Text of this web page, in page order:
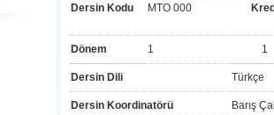
Dersin Kodu MTO 000
Dönem 1 1
Dersin Dili Türkçe
Dersin Koordinatörü Barış